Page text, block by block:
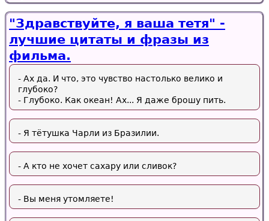
"Здравствуйте, я ваша тетя" -
лучшие цитаты и фразы из
фильма.
- Ах да. И что, это чувство настолько велико и
глубоко?
- Глубоко. Как океан! Ах... Я даже брошу пить.
- Я тётушка Чарли из Бразилии.
- А кто не хочет сахару или сливок?
- Вы меня утомляете!